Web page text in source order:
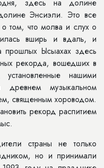
здесь на долине
Энсиэли. Это все
том, что молва и слух о
вширь и вдаль, и
Ысыахах здесь
рекорда, вошедших в
нашими
древнем музыкальном
священным хороводом.
рекорд распитием
страны не только
но и принимали